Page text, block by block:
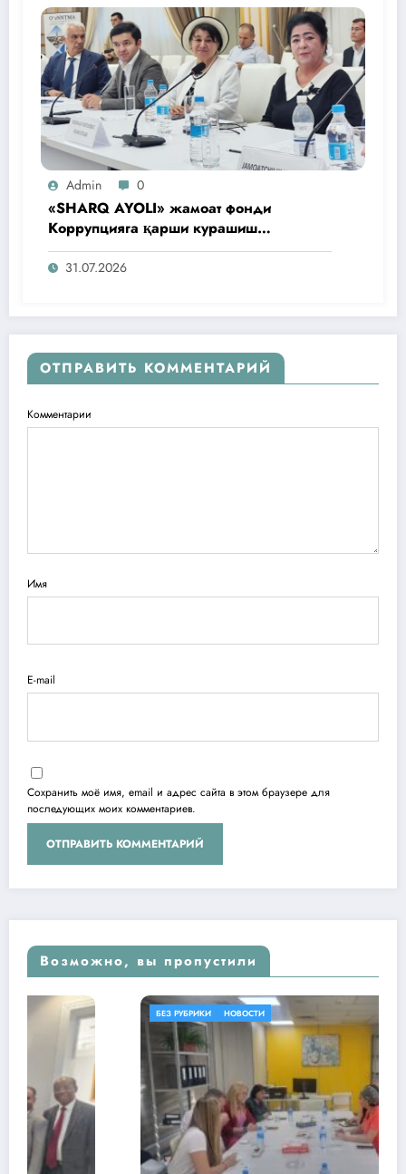
Admin 0
«SHARQ AYOLI» жамоат фонди
Коррупцияга қарши курашиш
агентлигидаги жамоат эшитувида
ташаббусларини тақдим этди
31.07.2026
ОТПРАВИТЬ КОММЕНТАРИЙ
Комментарии
Имя
E-mail
Сохранить моё имя, email и адрес сайта в этом браузере для
последующих моих комментариев.
Возможно, вы пропустили
БЕЗ РУБРИКИ НОВОСТИ